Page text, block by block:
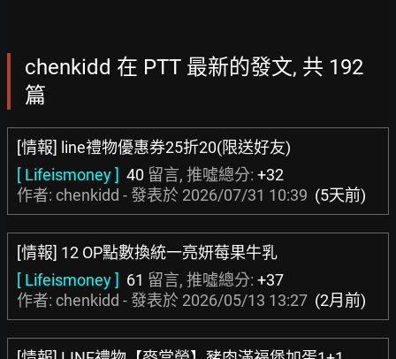
chenkidd 在 PTT 最新的發文, 共 192
篇
[情報] line禮物優惠券25折20(限送好友)
[ Lifeismoney ] 40 留言, 推噓總分: +32
作者: chenkidd - 發表於 2026/07/31 10:39 (5天前)
[情報] 12 OP點數換統一亮妍莓果牛乳
[ Lifeismoney ] 61 留言, 推噓總分: +37
作者: chenkidd - 發表於 2026/05/13 13:27 (2月前)